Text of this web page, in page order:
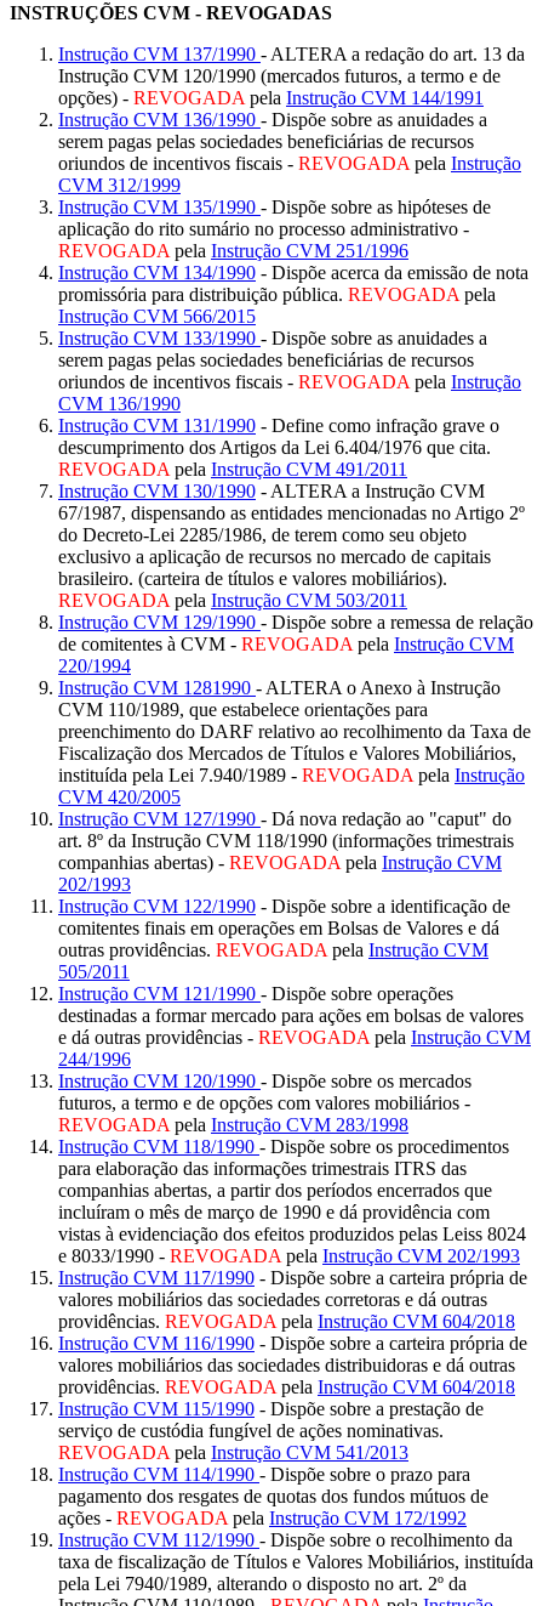
INSTRUÇÕES CVM - REVOGADAS
Instrução CVM 137/1990 - ALTERA a redação do art. 13 da
Instrução CVM 120/1990 (mercados futuros, a termo e de
opções) - REVOGADA pela Instrução CVM 144/1991
Instrução CVM 136/1990 - Dispõe sobre as anuidades a
serem pagas pelas sociedades beneficiárias de recursos
oriundos de incentivos fiscais - REVOGADA pela Instrução
CVM 312/1999
Instrução CVM 135/1990 - Dispõe sobre as hipóteses de
aplicação do rito sumário no processo administrativo -
REVOGADA pela Instrução CVM 251/1996
Instrução CVM 134/1990 - Dispõe acerca da emissão de nota
promissória para distribuição pública. REVOGADA pela
Instrução CVM 566/2015
Instrução CVM 133/1990 - Dispõe sobre as anuidades a
serem pagas pelas sociedades beneficiárias de recursos
oriundos de incentivos fiscais - REVOGADA pela Instrução
CVM 136/1990
Instrução CVM 131/1990 - Define como infração grave o
descumprimento dos Artigos da Lei 6.404/1976 que cita.
REVOGADA pela Instrução CVM 491/2011
Instrução CVM 130/1990 - ALTERA a Instrução CVM
67/1987, dispensando as entidades mencionadas no Artigo 2º
do Decreto-Lei 2285/1986, de terem como seu objeto
exclusivo a aplicação de recursos no mercado de capitais
brasileiro. (carteira de títulos e valores mobiliários).
REVOGADA pela Instrução CVM 503/2011
Instrução CVM 129/1990 - Dispõe sobre a remessa de relação
de comitentes à CVM - REVOGADA pela Instrução CVM
220/1994
Instrução CVM 1281990 - ALTERA o Anexo à Instrução
CVM 110/1989, que estabelece orientações para
preenchimento do DARF relativo ao recolhimento da Taxa de
Fiscalização dos Mercados de Títulos e Valores Mobiliários,
instituída pela Lei 7.940/1989 - REVOGADA pela Instrução
CVM 420/2005
Instrução CVM 127/1990 - Dá nova redação ao "caput" do
art. 8º da Instrução CVM 118/1990 (informações trimestrais
companhias abertas) - REVOGADA pela Instrução CVM
202/1993
Instrução CVM 122/1990 - Dispõe sobre a identificação de
comitentes finais em operações em Bolsas de Valores e dá
outras providências. REVOGADA pela Instrução CVM
505/2011
Instrução CVM 121/1990 - Dispõe sobre operações
destinadas a formar mercado para ações em bolsas de valores
e dá outras providências - REVOGADA pela Instrução CVM
244/1996
Instrução CVM 120/1990 - Dispõe sobre os mercados
futuros, a termo e de opções com valores mobiliários -
REVOGADA pela Instrução CVM 283/1998
Instrução CVM 118/1990 - Dispõe sobre os procedimentos
para elaboração das informações trimestrais ITRS das
companhias abertas, a partir dos períodos encerrados que
incluíram o mês de março de 1990 e dá providência com
vistas à evidenciação dos efeitos produzidos pelas Leiss 8024
e 8033/1990 - REVOGADA pela Instrução CVM 202/1993
Instrução CVM 117/1990 - Dispõe sobre a carteira própria de
valores mobiliários das sociedades corretoras e dá outras
providências. REVOGADA pela Instrução CVM 604/2018
Instrução CVM 116/1990 - Dispõe sobre a carteira própria de
valores mobiliários das sociedades distribuidoras e dá outras
providências. REVOGADA pela Instrução CVM 604/2018
Instrução CVM 115/1990 - Dispõe sobre a prestação de
serviço de custódia fungível de ações nominativas.
REVOGADA pela Instrução CVM 541/2013
Instrução CVM 114/1990 - Dispõe sobre o prazo para
pagamento dos resgates de quotas dos fundos mútuos de
ações - REVOGADA pela Instrução CVM 172/1992
Instrução CVM 112/1990 - Dispõe sobre o recolhimento da
taxa de fiscalização de Títulos e Valores Mobiliários, instituída
pela Lei 7940/1989, alterando o disposto no art. 2º da